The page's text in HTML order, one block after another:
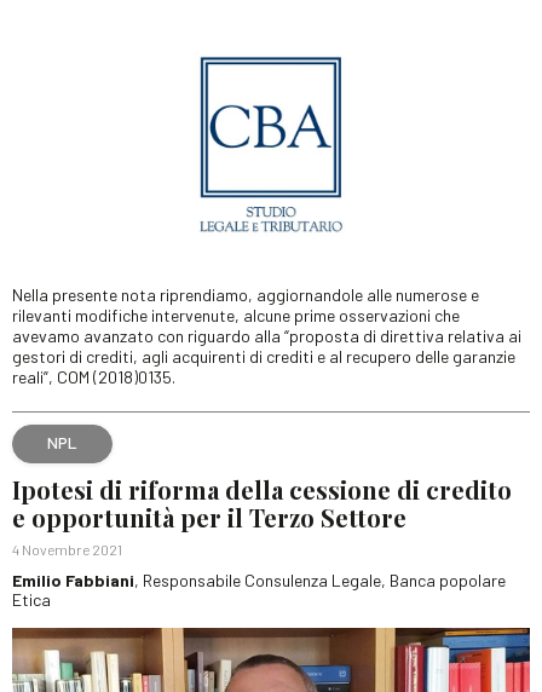
Nella presente nota riprendiamo, aggiornandole alle numerose e
rilevanti modifiche intervenute, alcune prime osservazioni che
avevamo avanzato con riguardo alla “proposta di direttiva relativa ai
gestori di crediti, agli acquirenti di crediti e al recupero delle garanzie
reali”, COM (2018)0135.
NPL
Ipotesi di riforma della cessione di credito
e opportunità per il Terzo Settore
4 Novembre 2021
Emilio Fabbiani, Responsabile Consulenza Legale, Banca popolare
Etica